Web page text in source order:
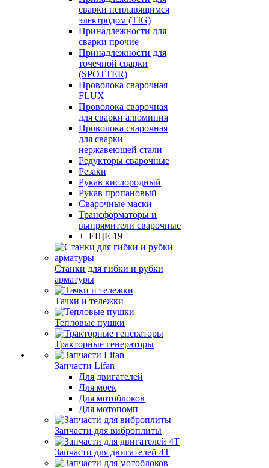
сварки неплавящимся
электродом (TIG)
Принадлежности для
сварки прочие
Принадлежности для
точечной сварки
(SPOTTER)
Проволока сварочная
FLUX
Проволока сварочная
для сварки алюминия
Проволока сварочная
для сварки
нержавеющей стали
Редукторы сварочные
Резаки
Рукав кислородный
Рукав пропановый
Сварочные маски
Трансформаторы и
выпрямители сварочные
+ ЕЩЕ 19
Станки для гибки и рубки
арматуры
Тачки и тележки
Тепловые пушки
Тракторные генераторы
Запчасти Lifan
Для двигателей
Для моек
Для мотоблоков
Для мотопомп
Запчасти для виброплиты
Запчасти для двигателей 4Т